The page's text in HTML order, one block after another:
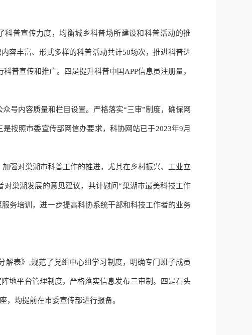
普宣传力度，均衡城乡科普场所建设和科普活动的推
容丰富、形式多样的科普活动共计50场次，推进科普进
普宣传和推广。四是提升科普中国APP信息员注册量，
号内容质量和栏目设置。 严格落实“三审”制度，确保网
是按照市委宣传部网信办要求，科协网站已于2023年9月
强对巢湖市科普工作的推进，尤其在乡村振兴、工业立
对巢湖发展的意见建议，共计慰问“巢湖市最美科技工作
务培训，进一步提高科协系统干部和科技工作者的业务
表》‚规范了党组中心组学习制度，明确专门班子成员
地平台管理制度，严格落实信息发布三审制。四是石头
，均提前在市委宣传部进行报备。